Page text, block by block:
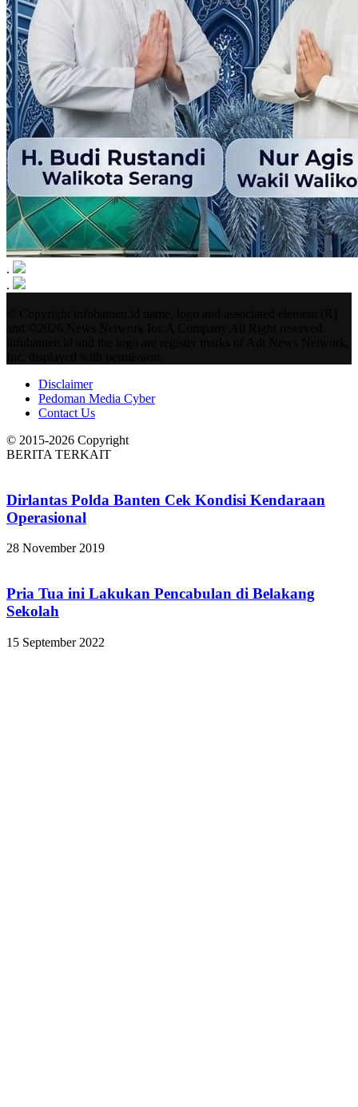
.
.
Disclaimer
Pedoman Media Cyber
Contact Us
© 2015-2026 Copyright
BERITA TERKAIT
Dirlantas Polda Banten Cek Kondisi Kendaraan
Operasional
28 November 2019
Pria Tua ini Lakukan Pencabulan di Belakang
Sekolah
15 September 2022